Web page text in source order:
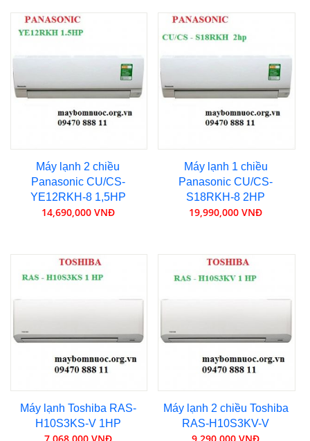
Máy lạnh 2 chiều
Panasonic CU/CS-
YE12RKH-8 1,5HP
14,690,000 VNĐ
Máy lạnh 1 chiều
Panasonic CU/CS-
S18RKH-8 2HP
19,990,000 VNĐ
Máy lạnh Toshiba RAS-
H10S3KS-V 1HP
Máy lạnh 2 chiều Toshiba
RAS-H10S3KV-V